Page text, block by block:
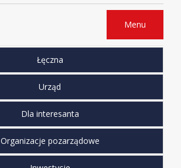
Menu
Łęczna
Urząd
Dla interesanta
Organizacje pozarządowe